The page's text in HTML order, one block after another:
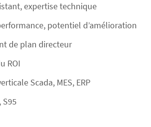
expertise technique
potentiel d’amélioration
de plan directeur
ROI
Scada, MES, ERP
S95